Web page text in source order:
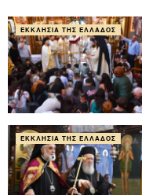
ΕΚΚΛΗΣΊΑ ΤΗΣ ΕΛΛΆΔΟΣ
ΕΚΚΛΗΣΊΑ ΤΗΣ ΕΛΛΆΔΟΣ